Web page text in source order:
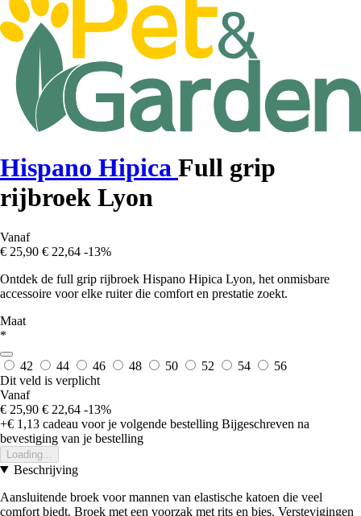
Hispano Hipica Full grip
rijbroek Lyon
Vanaf
€ 25,90 € 22,64 -13%
Ontdek de full grip rijbroek Hispano Hipica Lyon, het onmisbare
accessoire voor elke ruiter die comfort en prestatie zoekt.
Maat
*
42 44 46 48 50 52 54
56
Dit veld is verplicht
Vanaf
€ 25,90 € 22,64 -13%
+€ 1,13 cadeau voor je volgende bestelling Bijgeschreven na
bevestiging van je bestelling
Loading...
Beschrijving
Aansluitende broek voor mannen van elastische katoen die veel
comfort biedt. Broek met een voorzak met rits en bies. Verstevigingen